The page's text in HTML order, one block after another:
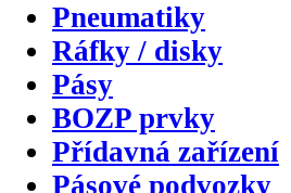
Pneumatiky
Ráfky / disky
Pásy
BOZP prvky
Přídavná zařízení
Pásové podvozky